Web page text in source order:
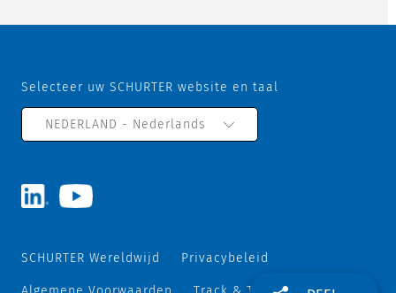
Selecteer uw SCHURTER website en taal
NEDERLAND - Nederlands
SCHURTER Wereldwijd Privacybeleid